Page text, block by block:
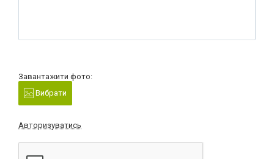
Завантажити фото:
Вибрати
Авторизуватись